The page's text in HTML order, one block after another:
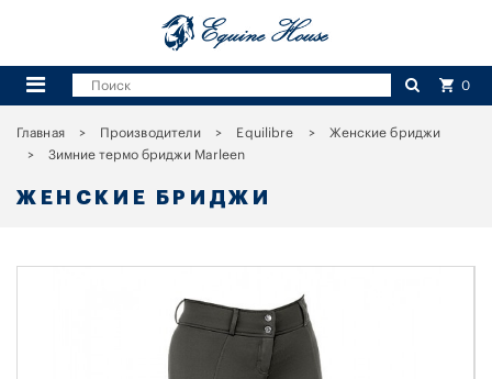
0
Главная Производители Equilibre
Женские бриджи
Зимние термо бриджи Marleen
ЖЕНСКИЕ БРИДЖИ